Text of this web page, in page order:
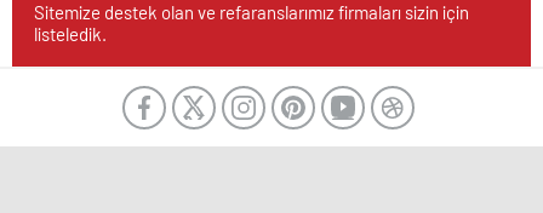
Sitemize destek olan ve refaranslarımız firmaları sizin için
listeledik.